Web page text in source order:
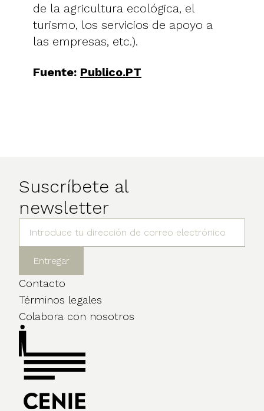
de la agricultura ecológica, el
turismo, los servicios de apoyo a
las empresas, etc.).
Fuente: Publico.PT
Suscríbete al
newsletter
Contacto
Términos legales
Colabora con nosotros